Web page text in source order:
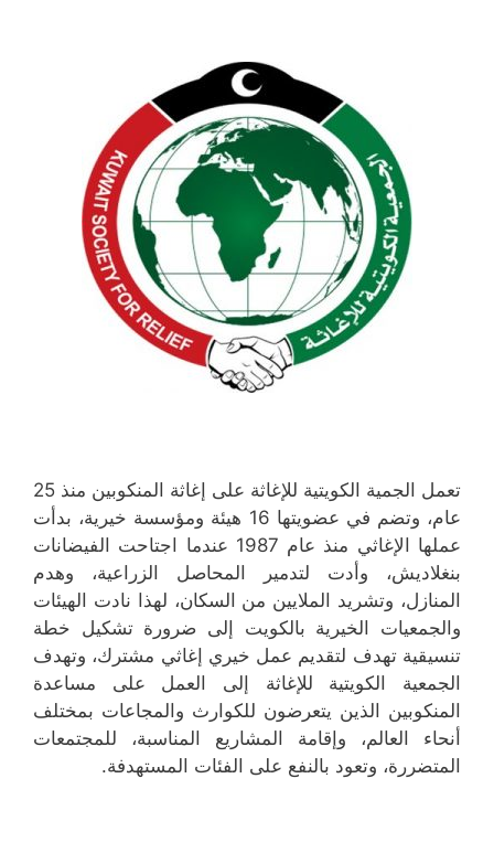
تعمل الجمية الكويتية للإغاثة على إغاثة المنكوبين منذ 25
عام، وتضم في عضويتها 16 هيئة ومؤسسة خيرية، بدأت
عملها الإغاثي منذ عام 1987 عندما اجتاحت الفيضانات
بنغلاديش، وأدت لتدمير المحاصل الزراعية، وهدم
المنازل، وتشريد الملايين من السكان، لهذا نادت الهيئات
والجمعيات الخيرية بالكويت إلى ضرورة تشكيل خطة
تنسيقية تهدف لتقديم عمل خيري إغاثي مشترك، وتهدف
الجمعية الكويتية للإغاثة إلى العمل على مساعدة
المنكوبين الذين يتعرضون للكوارث والمجاعات بمختلف
أنحاء العالم، وإقامة المشاريع المناسبة، للمجتمعات
المتضررة، وتعود بالنفع على الفئات المستهدفة.